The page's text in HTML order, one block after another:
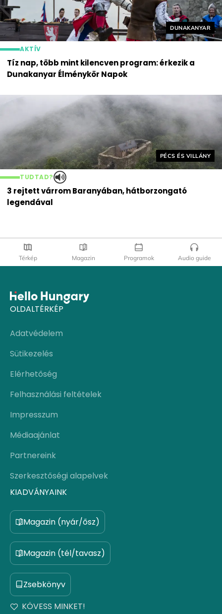
Helyszín
DUNAKANYAR
AKTÍV
Tíz nap, több mint kilencven program: érkezik a
Dunakanyar Élménykör Napok
Helyszín címkék:
PÉCS ÉS VILLÁNY
TUDTAD?
3 rejtett várrom Baranyában, hátborzongató
legendával
Térkép Magazin Programok Audio guide
OLDALTÉRKÉP
Adatvédelem
Sütikezelés
Elérhetőség
Felhasználási feltételek
Impresszum
Médiaajánlat
Partnereink
Szerkesztőségi alapelvek
KIADVÁNYAINK
Magazin (nyár/ősz)
Magazin (tél/tavasz)
Zsebkönyv
KÖVESS MINKET!